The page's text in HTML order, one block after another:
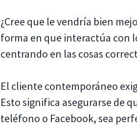
¿Cree que le vendría bien
forma en que interactúa con
centrando en las cosas
El cliente contemporáneo
Esto significa asegurarse de
teléfono o Facebook, sea